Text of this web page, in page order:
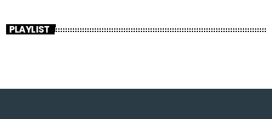
PLAYLIST